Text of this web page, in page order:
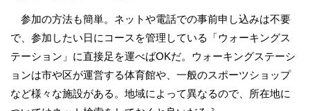
参加の方法も簡単。ネットや電話での事前申し込みは不要
で、参加したい日にコースを管理している「ウォーキングス
テーション」に直接足を運べばOKだ。ウォーキングステーシ
ョンは市や区が運営する体育館や、一般のスポーツショップ
など様々な施設がある。地域によって異なるので、所在地に